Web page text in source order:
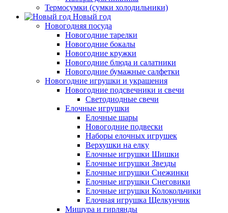
Термосумки (сумки холодильники)
Новый год
Новогодняя посуда
Новогодние тарелки
Новогодние бокалы
Новогодние кружки
Новогодние блюда и салатники
Новогодние бумажные салфетки
Новогодние игрушки и украшения
Новогодние подсвечники и свечи
Светодиодные свечи
Елочные игрушки
Елочные шары
Новогодние подвески
Наборы елочных игрушек
Верхушки на елку
Елочные игрушки Шишки
Елочные игрушки Звезды
Елочные игрушки Снежинки
Елочные игрушки Снеговики
Елочные игрушки Колокольчики
Елочная игрушка Щелкунчик
Мишура и гирлянды